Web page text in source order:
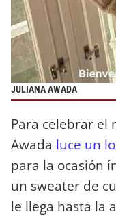
JULIANA AWADA
Para celebrar el
Awada luce un
para la ocasión
un sweater de
le llega hasta la